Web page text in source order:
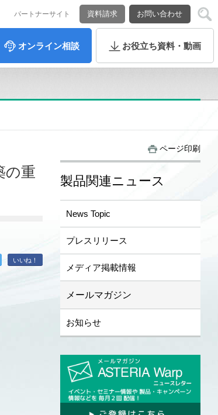
パートナーサイト 資料請求 お問い合わせ
オンライン相談 お役立ち資料・動画
の重
いいね！
ページ印刷
製品関連ニュース
News Topic
プレスリリース
メディア掲載情報
メールマガジン
お知らせ